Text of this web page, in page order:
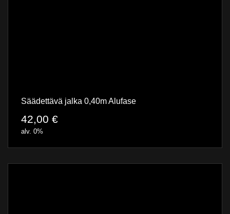
Säädettävä jalka 0,40m Alufase
42,00 €
alv. 0%